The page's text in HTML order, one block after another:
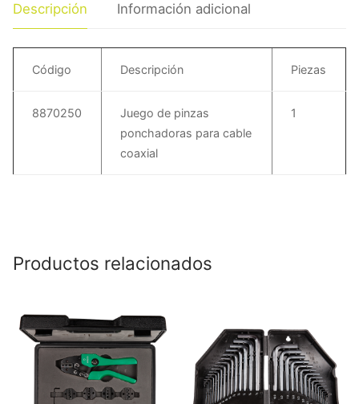
Descripción Información adicional
Código Descripción Piezas
8870250
Juego de pinzas
ponchadoras para cable
coaxial
1
Productos relacionados